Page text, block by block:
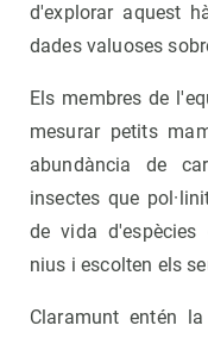
d'explorar aquest
dades valuoses
Els membres de
mesurar petits
abundància de
insectes que
de vida
nius i escolten els
Claramunt entén